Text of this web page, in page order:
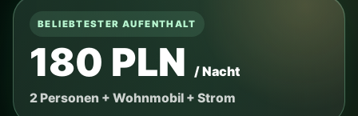
BELIEBTESTER AUFENTHALT
180 PLN / Nacht
2 Personen + Wohnmobil + Strom